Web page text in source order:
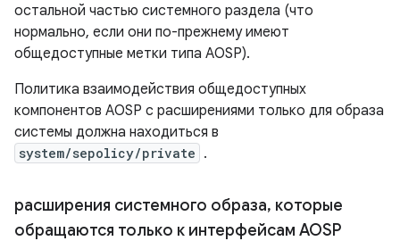
остальной частью системного раздела (что
нормально, если они по-прежнему имеют
общедоступные метки типа AOSP).
Политика взаимодействия общедоступных
компонентов AOSP с расширениями только для образа
системы должна находиться в
system/sepolicy/private .
расширения системного образа, которые
обращаются только к интерфейсам AOSP